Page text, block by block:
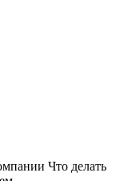
Что делать